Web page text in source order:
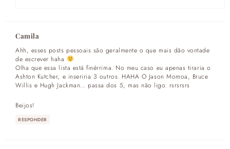
Camila
Ahh, esses posts pessoais são geralmente o que mais dão vontade
de escrever haha
Olha que essa lista está finérrima. No meu caso eu apenas tiraria o
Ashton Kutcher, e inseriria 3 outros. HAHA O Jason Momoa, Bruce
Willis e Hugh Jackman… passa dos 5, mas não ligo. rsrsrsrs
Beijos!
RESPONDER